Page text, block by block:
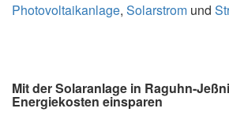
Photovoltaikanlage, Solarstrom und
Mit der Solaranlage in Raguhn-
Energiekosten einsparen